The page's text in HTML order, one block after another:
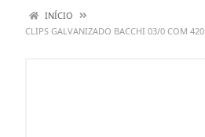
INÍCIO
CLIPS GALVANIZADO BACCHI 03/0 COM 420